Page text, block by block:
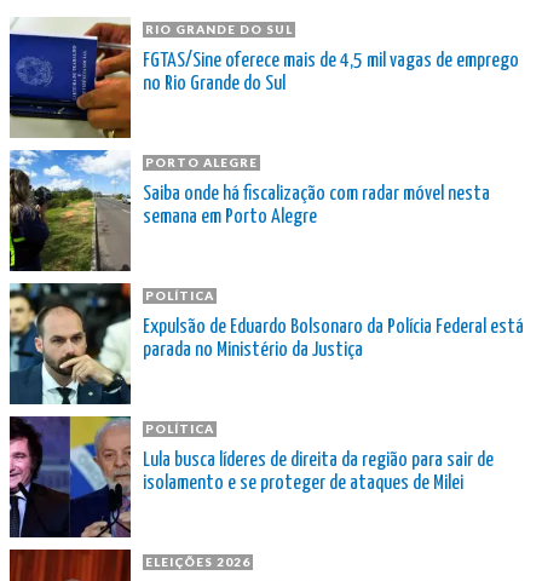
RIO GRANDE DO SUL
FGTAS/Sine oferece mais de 4,5 mil vagas de emprego
no Rio Grande do Sul
PORTO ALEGRE
Saiba onde há fiscalização com radar móvel nesta
semana em Porto Alegre
POLÍTICA
Expulsão de Eduardo Bolsonaro da Polícia Federal está
parada no Ministério da Justiça
POLÍTICA
Lula busca líderes de direita da região para sair de
isolamento e se proteger de ataques de Milei
ELEIÇÕES 2026